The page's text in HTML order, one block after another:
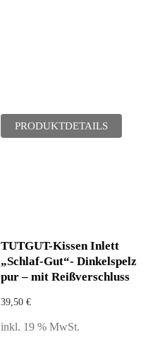
PRODUKTDETAILS
TUTGUT-Kissen Inlett
„Schlaf-Gut“- Dinkelspelz
pur – mit Reißverschluss
39,50 €
inkl. 19 % MwSt.